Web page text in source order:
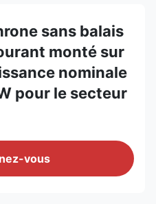
sans balais
monté sur
nominale
pour le secteur
vous